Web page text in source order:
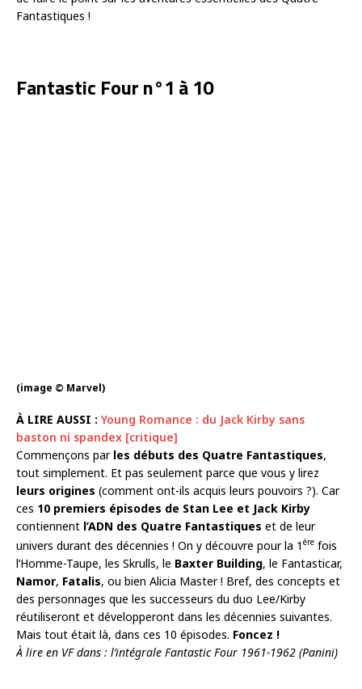
Fantastiques !
Fantastic Four n°1 à 10
(image © Marvel)
À LIRE AUSSI : Young Romance : du Jack Kirby sans
baston ni spandex [critique]
Commençons par les débuts des Quatre Fantastiques,
tout simplement. Et pas seulement parce que vous y lirez
leurs origines (comment ont-ils acquis leurs pouvoirs ?). Car
ces 10 premiers épisodes de Stan Lee et Jack Kirby
contiennent l’ADN des Quatre Fantastiques et de leur
univers durant des décennies ! On y découvre pour la 1 ère fois
l’Homme-Taupe, les Skrulls, le Baxter Building, le Fantasticar,
Namor, Fatalis, ou bien Alicia Master ! Bref, des concepts et
des personnages que les successeurs du duo Lee/Kirby
réutiliseront et développeront dans les décennies suivantes.
Mais tout était là, dans ces 10 épisodes. Foncez !
À lire en VF dans : l’intégrale Fantastic Four 1961-1962 (Panini)